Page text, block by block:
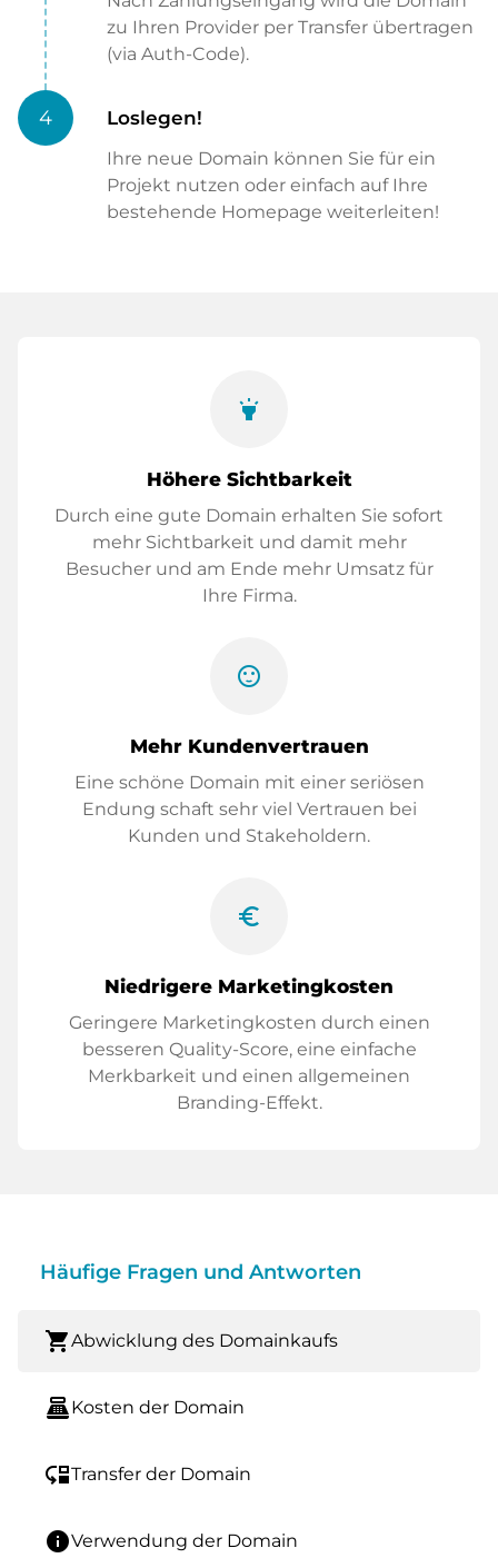
zu Ihren Provider per Transfer übertragen
(via Auth-Code).
4 Loslegen!
Ihre neue Domain können Sie für ein
Projekt nutzen oder einfach auf Ihre
bestehende Homepage weiterleiten!
highlight
Höhere Sichtbarkeit
Durch eine gute Domain erhalten Sie sofort
mehr Sichtbarkeit und damit mehr
Besucher und am Ende mehr Umsatz für
Ihre Firma.
sentiment_satisfied
Mehr Kundenvertrauen
Eine schöne Domain mit einer seriösen
Endung schaft sehr viel Vertrauen bei
Kunden und Stakeholdern.
euro_symbol
Niedrigere Marketingkosten
Geringere Marketingkosten durch einen
besseren Quality-Score, eine einfache
Merkbarkeit und einen allgemeinen
Branding-Effekt.
Häufige Fragen und Antworten
shopping_cartAbwicklung des Domainkaufs
point_of_saleKosten der Domain
move_downTransfer der Domain
infoVerwendung der Domain